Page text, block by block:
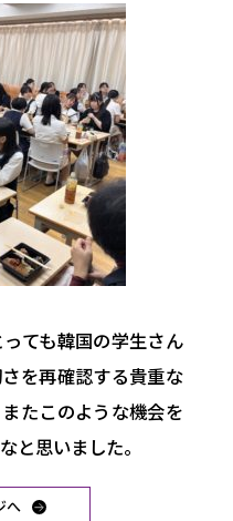
ても韓国の学生さん
を再確認する貴重な
またこのような機会を
と思いました。
へ